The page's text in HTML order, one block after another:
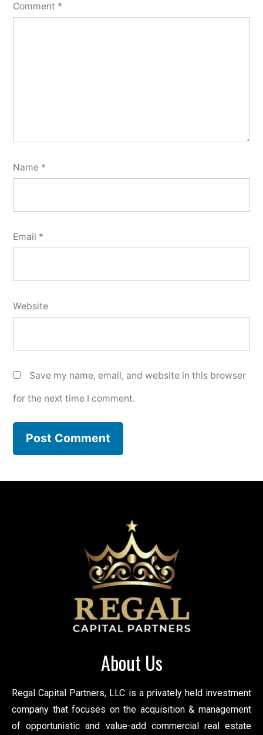
Comment *
Name *
Email *
Website
Save my name, email, and website in this browser
for the next time I comment.
About Us
Regal Capital Partners, LLC is a privately held investment
company that focuses on the acquisition & management
of opportunistic and value-add commercial real estate